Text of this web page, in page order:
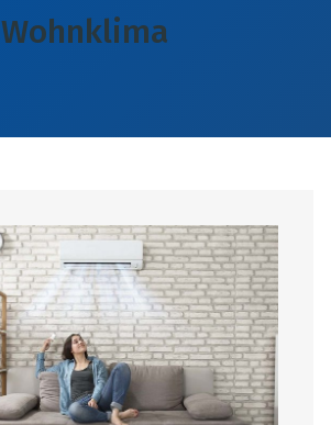
Wohnklima